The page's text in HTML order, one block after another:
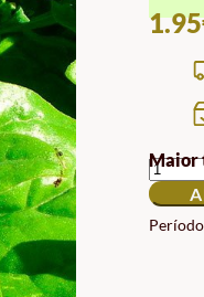
1.95
Maior
DE
DE